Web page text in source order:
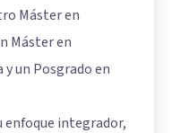
Máster en
Máster en
un Posgrado en
enfoque integrador,